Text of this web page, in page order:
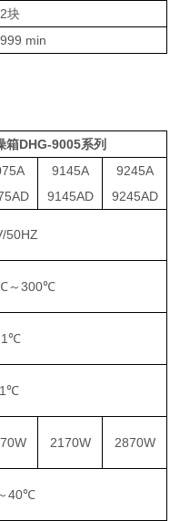
2块
min
箱DHG-9005系列
9145A
9145AD
9245A
9245AD
50HZ
～300℃
1℃
2170W 2870W
40℃